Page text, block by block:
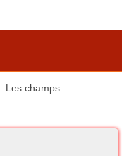
Les champs